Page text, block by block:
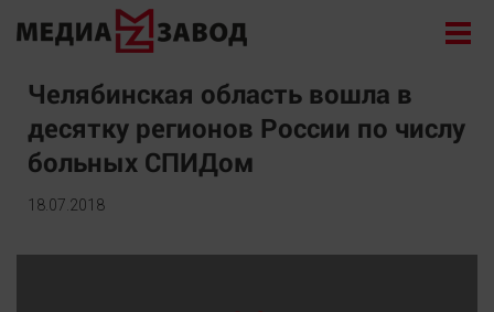
Новости
Экономика
Происшествия
Общество
Челябинская область вошла в
десятку регионов России по числу
больных СПИДом
18.07.2018